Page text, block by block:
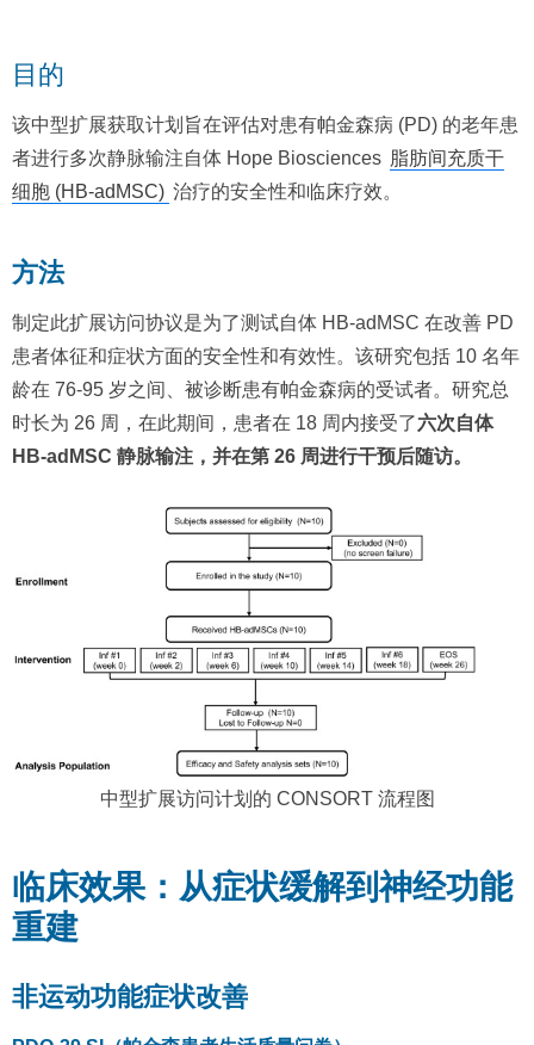
目的
该中型扩展获取计划旨在评估对患有帕金森病 (PD) 的老年患
者进行多次静脉输注自体 Hope Biosciences 脂肪间充质干
细胞 (HB-adMSC) 治疗的安全性和临床疗效。
方法
制定此扩展访问协议是为了测试自体 HB-adMSC 在改善 PD
患者体征和症状方面的安全性和有效性。该研究包括 10 名年
龄在 76-95 岁之间、被诊断患有帕金森病的受试者。研究总
时长为 26 周，在此期间，患者在 18 周内接受了六次自体
HB-adMSC 静脉输注，并在第 26 周进行干预后随访。
中型扩展访问计划的 CONSORT 流程图
临床效果：从症状缓解到神经功能
重建
非运动功能症状改善